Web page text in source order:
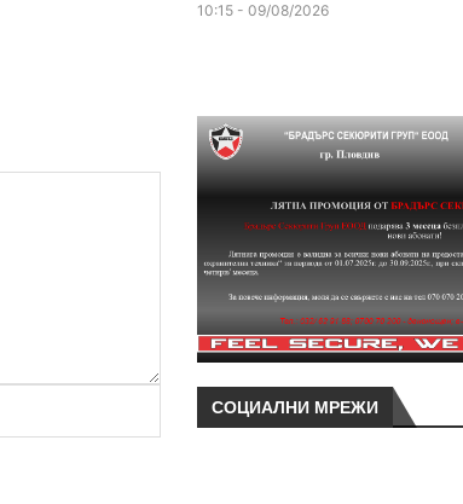
10:15 - 09/08/2026
СОЦИАЛНИ МРЕЖИ